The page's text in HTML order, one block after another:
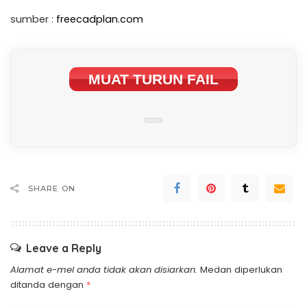
sumber : freecadplan.com
MUAT TURUN FAIL
SHARE ON
Leave a Reply
Alamat e-mel anda tidak akan disiarkan. Medan diperlukan
ditanda dengan *